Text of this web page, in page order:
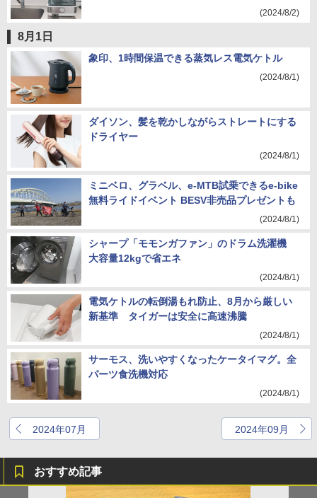
(2024/8/2)
8月1日
象印、1時間保温できる蒸気レス電気ケトル
(2024/8/1)
ダイソン、髪を乾かしながらストレートにする
ドライヤー
(2024/8/1)
ミニベロ、グラベル、e-MTB試乗できるe-bike
無料ライドイベント BESV非売品プレゼントも
(2024/8/1)
シャープ「モモンガファン」のドラム洗濯機
大容量12kgで省エネ
(2024/8/1)
電気ケトルの転倒湯もれ防止、8月から厳しい
新基準 タイガーは安全に高速沸騰
(2024/8/1)
サーモス、洗いやすくなったケータイマグ。全
パーツ食洗機対応
(2024/8/1)
2024年07月 2024年09月
おすすめ記事